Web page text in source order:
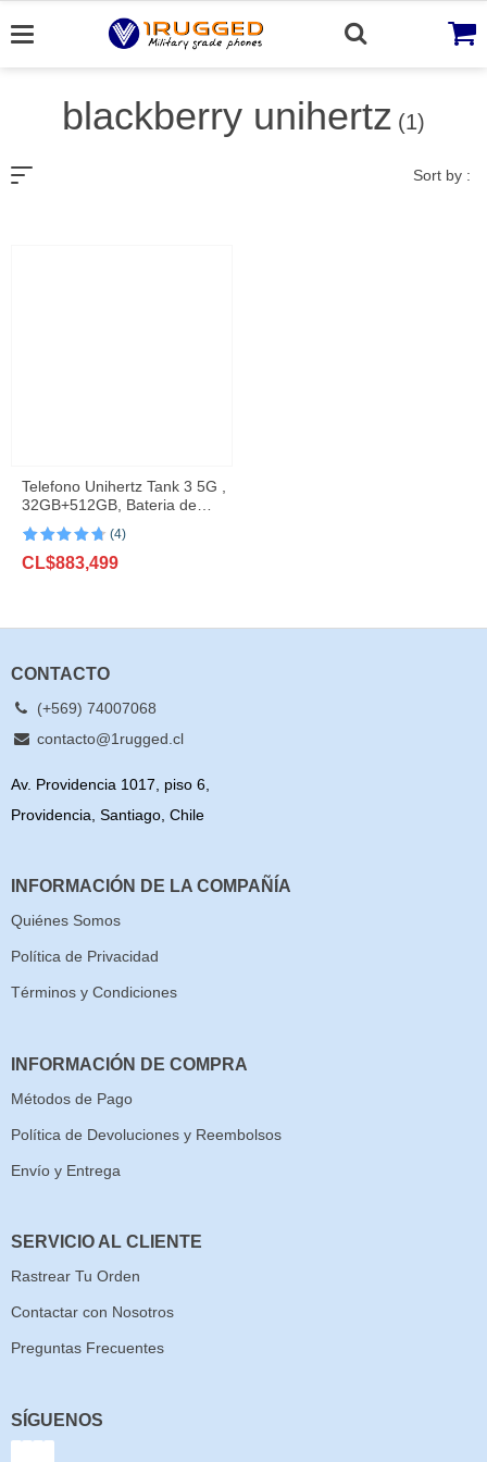
to
blackberry unihertz (1)
Sort by :
Telefono Unihertz Tank 3 5G ,
32GB+512GB, Bateria de
23800mAh, 200MP
con4.75de
5 en base
(4)
CL$883,499
CONTACTO
(+569) 74007068
contacto@1rugged.cl
Av. Providencia 1017, piso 6,
Providencia, Santiago, Chile
INFORMACIÓN DE LA COMPAÑÍA
Quiénes Somos
Política de Privacidad
Términos y Condiciones
INFORMACIÓN DE COMPRA
Métodos de Pago
Política de Devoluciones y Reembolsos
Envío y Entrega
SERVICIO AL CLIENTE
Rastrear Tu Orden
Contactar con Nosotros
Preguntas Frecuentes
SÍGUENOS